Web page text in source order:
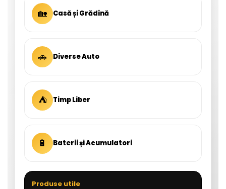
🏡 Casă și Grădină
🚗 Diverse Auto
⛺ Timp Liber
🔋 Baterii și Acumulatori
Produse utile